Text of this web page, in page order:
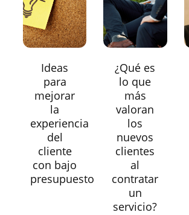
Ideas
para
mejorar
la
experiencia
del
cliente
con bajo
presupuesto
¿Qué es
lo que
más
valoran
los
nuevos
clientes
al
contratar
un
servicio?